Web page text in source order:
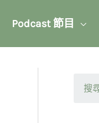
Podcast 節目